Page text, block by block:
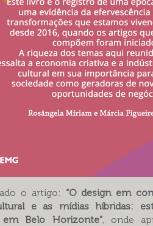
o artigo: “O design em
e as mídias híbridas:
em Belo Horizonte”, onde